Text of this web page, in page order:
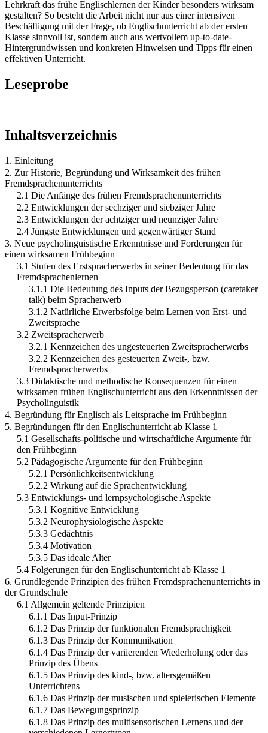
Lehrkraft das frühe Englischlernen der Kinder besonders wirksam
gestalten? So besteht die Arbeit nicht nur aus einer intensiven
Beschäftigung mit der Frage, ob Englischunterricht ab der ersten
Klasse sinnvoll ist, sondern auch aus wertvollem up-to-date-
Hintergrundwissen und konkreten Hinweisen und Tipps für einen
effektiven Unterricht.
Leseprobe
Inhaltsverzeichnis
1. Einleitung
2. Zur Historie, Begründung und Wirksamkeit des frühen
Fremdsprachenunterrichts
2.1 Die Anfänge des frühen Fremdsprachenunterrichts
2.2 Entwicklungen der sechziger und siebziger Jahre
2.3 Entwicklungen der achtziger und neunziger Jahre
2.4 Jüngste Entwicklungen und gegenwärtiger Stand
3. Neue psycholinguistische Erkenntnisse und Forderungen für
einen wirksamen Frühbeginn
3.1 Stufen des Erstspracherwerbs in seiner Bedeutung für das
Fremdsprachenlernen
3.1.1 Die Bedeutung des Inputs der Bezugsperson (caretaker
talk) beim Spracherwerb
3.1.2 Natürliche Erwerbsfolge beim Lernen von Erst- und
Zweitsprache
3.2 Zweitspracherwerb
3.2.1 Kennzeichen des ungesteuerten Zweitspracherwerbs
3.2.2 Kennzeichen des gesteuerten Zweit-, bzw.
Fremdspracherwerbs
3.3 Didaktische und methodische Konsequenzen für einen
wirksamen frühen Englischunterricht aus den Erkenntnissen der
Psycholinguistik
4. Begründung für Englisch als Leitsprache im Frühbeginn
5. Begründungen für den Englischunterricht ab Klasse 1
5.1 Gesellschafts-politische und wirtschaftliche Argumente für
den Frühbeginn
5.2 Pädagogische Argumente für den Frühbeginn
5.2.1 Persönlichkeitsentwicklung
5.2.2 Wirkung auf die Sprachentwicklung
5.3 Entwicklungs- und lernpsychologische Aspekte
5.3.1 Kognitive Entwicklung
5.3.2 Neurophysiologische Aspekte
5.3.3 Gedächtnis
5.3.4 Motivation
5.3.5 Das ideale Alter
5.4 Folgerungen für den Englischunterricht ab Klasse 1
6. Grundlegende Prinzipien des frühen Fremdsprachenunterrichts in
der Grundschule
6.1 Allgemein geltende Prinzipien
6.1.1 Das Input-Prinzip
6.1.2 Das Prinzip der funktionalen Fremdsprachigkeit
6.1.3 Das Prinzip der Kommunikation
6.1.4 Das Prinzip der variierenden Wiederholung oder das
Prinzip des Übens
6.1.5 Das Prinzip des kind-, bzw. altersgemäßen
Unterrichtens
6.1.6 Das Prinzip der musischen und spielerischen Elemente
6.1.7 Das Bewegungsprinzip
6.1.8 Das Prinzip des multisensorischen Lernens und der